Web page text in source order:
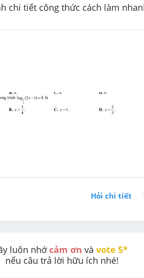
chi tiết công thức cách làm
Hỏi chi tiết
luôn nhớ cảm ơn và vote 5*
nếu câu trả lời hữu ích nhé!